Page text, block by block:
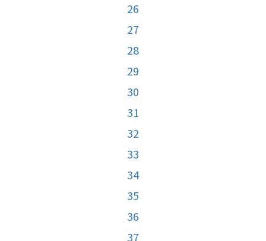
26
27
28
29
30
31
32
33
34
35
36
37